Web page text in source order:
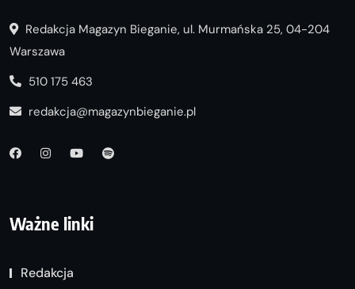
Redakcja Magazyn Bieganie, ul. Murmańska 25, 04-204
Warszawa
510 175 463
redakcja@magazynbieganie.pl
Ważne linki
Redakcja